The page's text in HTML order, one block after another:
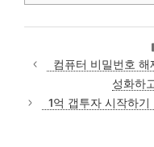
컴퓨터 비밀번호
성화하
1억 갭투자 시작하